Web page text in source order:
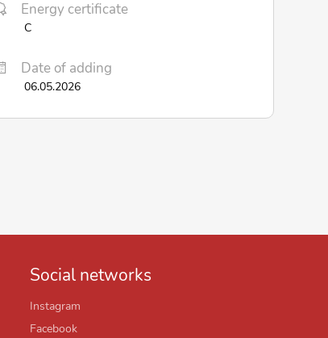
Energy certificate
C
Date of adding
06.05.2026
Social networks
Instagram
Facebook